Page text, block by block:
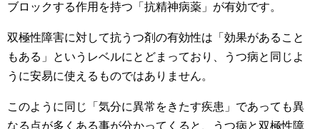
ブロックする作用を持つ「抗精神病薬」が有効です。
双極性障害に対して抗うつ剤の有効性は「効果があること
もある」というレベルにとどまっており、うつ病と同じよ
うに安易に使えるものではありません。
このように同じ「気分に異常をきたす疾患」であっても異
なる点が多くある事が分かってくると、うつ病と双極性障